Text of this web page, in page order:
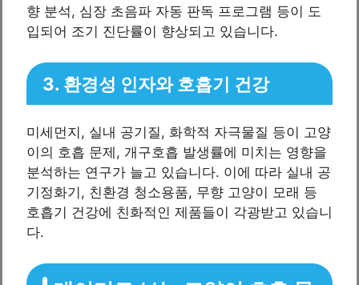
향 분석, 심장 초음파 자동 판독 프로그램 등이 도
입되어 조기 진단률이 향상되고 있습니다.
3. 환경성 인자와 호흡기 건강
미세먼지, 실내 공기질, 화학적 자극물질 등이 고양
이의 호흡 문제, 개구호흡 발생률에 미치는 영향을
분석하는 연구가 늘고 있습니다. 이에 따라 실내 공
기정화기, 친환경 청소용품, 무향 고양이 모래 등
호흡기 건강에 친화적인 제품들이 각광받고 있습니
다.